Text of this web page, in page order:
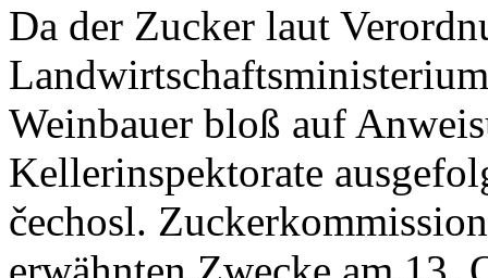
Da der Zucker laut
Weinbauer bloß auf
Kellerinspektorate
čechosl.